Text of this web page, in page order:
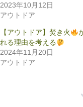
2023年10月12日
アウトドア
【アウトドア】焚き火
れる理由を考える
2024年11月20日
アウトドア